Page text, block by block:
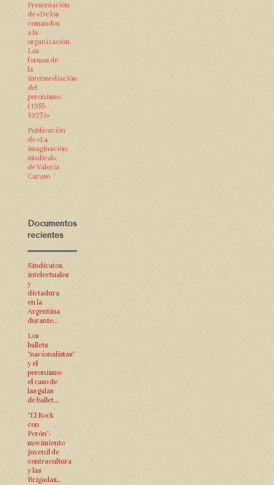
Presentación
de «De los
comandos
a la
organización.
Las
formas de
la
intermediación
del
peronismo
(1955-
1973)»
Publicación
de «La
imaginación
sindical»,
de Valeria
Caruso
Documentos
recientes
Sindicatos,
intelectuales
y
dictadura
en la
Argentina
durante…
Los
ballets
“nacionalistas”
y el
peronismo:
el caso de
las galas
de ballet…
“El Rock
con
Perón”:
movimiento
juvenil de
contracultura
y las
Brigadas…